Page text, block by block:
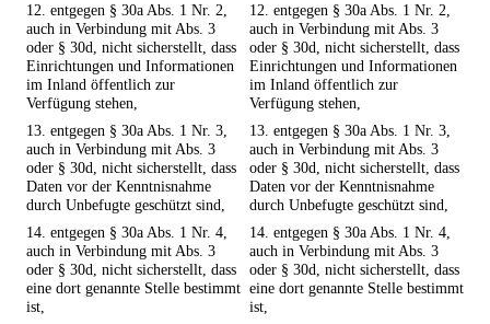
12. entgegen § 30a Abs. 1 Nr. 2,
auch in Verbindung mit Abs. 3
oder § 30d, nicht sicherstellt, dass
Einrichtungen und Informationen
im Inland öffentlich zur
Verfügung stehen,
12. entgegen § 30a Abs. 1 Nr. 2,
auch in Verbindung mit Abs. 3
oder § 30d, nicht sicherstellt, dass
Einrichtungen und Informationen
im Inland öffentlich zur
Verfügung stehen,
13. entgegen § 30a Abs. 1 Nr. 3,
auch in Verbindung mit Abs. 3
oder § 30d, nicht sicherstellt, dass
Daten vor der Kenntnisnahme
durch Unbefugte geschützt sind,
13. entgegen § 30a Abs. 1 Nr. 3,
auch in Verbindung mit Abs. 3
oder § 30d, nicht sicherstellt, dass
Daten vor der Kenntnisnahme
durch Unbefugte geschützt sind,
14. entgegen § 30a Abs. 1 Nr. 4,
auch in Verbindung mit Abs. 3
oder § 30d, nicht sicherstellt, dass
eine dort genannte Stelle bestimmt
ist,
14. entgegen § 30a Abs. 1 Nr. 4,
auch in Verbindung mit Abs. 3
oder § 30d, nicht sicherstellt, dass
eine dort genannte Stelle bestimmt
ist,